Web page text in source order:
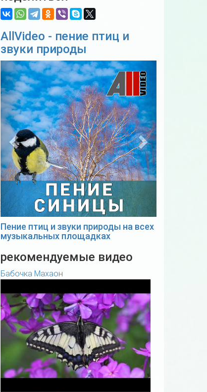
AllVideo - пение птиц и
звуки природы
Previous
Пение птиц и звуки природы на всех
музыкальных площадках
рекомендуемые видео
Бабочка Махаон